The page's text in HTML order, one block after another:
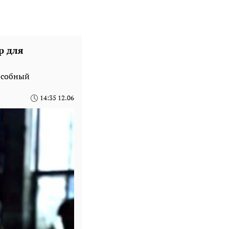
для
14:35 12.06